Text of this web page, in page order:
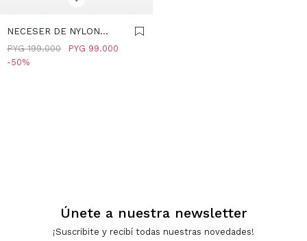
NECESER DE NYLON
ESTAMPADO - AZUL
PYG 99.000
PYG 199.000
50
Únete a nuestra newsletter
¡Suscribite y recibí todas nuestras novedades!